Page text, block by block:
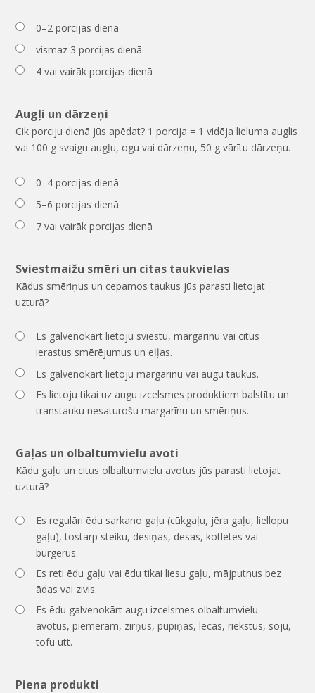
0–2 porcijas dienā
vismaz 3 porcijas dienā
4 vai vairāk porcijas dienā
Augļi un dārzeņi
Cik porciju dienā jūs apēdat? 1 porcija = 1 vidēja lieluma auglis
vai 100 g svaigu augļu, ogu vai dārzeņu, 50 g vārītu dārzeņu.
0–4 porcijas dienā
5–6 porcijas dienā
7 vai vairāk porcijas dienā
Sviestmaižu smēri un citas taukvielas
Kādus smēriņus un cepamos taukus jūs parasti lietojat
uzturā?
Es galvenokārt lietoju sviestu, margarīnu vai citus
ierastus smērējumus un eļļas.
Es galvenokārt lietoju margarīnu vai augu taukus.
Es lietoju tikai uz augu izcelsmes produktiem balstītu un
transtauku nesaturošu margarīnu un smēriņus.
Gaļas un olbaltumvielu avoti
Kādu gaļu un citus olbaltumvielu avotus jūs parasti lietojat
uzturā?
Es regulāri ēdu sarkano gaļu (cūkgaļu, jēra gaļu, liellopu
gaļu), tostarp steiku, desiņas, desas, kotletes vai
burgerus.
Es reti ēdu gaļu vai ēdu tikai liesu gaļu, mājputnus bez
ādas vai zivis.
Es ēdu galvenokārt augu izcelsmes olbaltumvielu
avotus, piemēram, zirņus, pupiņas, lēcas, riekstus, soju,
tofu utt.
Piena produkti